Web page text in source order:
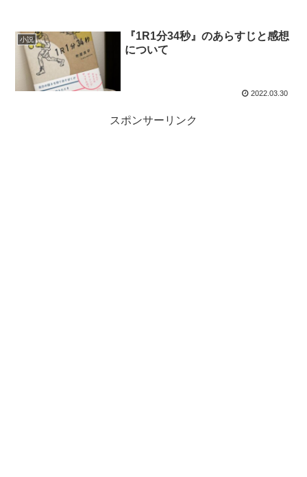
小説
『1R1分34秒』のあらすじと感想
について
2022.03.30
スポンサーリンク